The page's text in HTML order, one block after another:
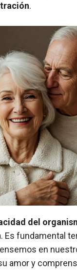
.
del
Es fundamental
en
amor y